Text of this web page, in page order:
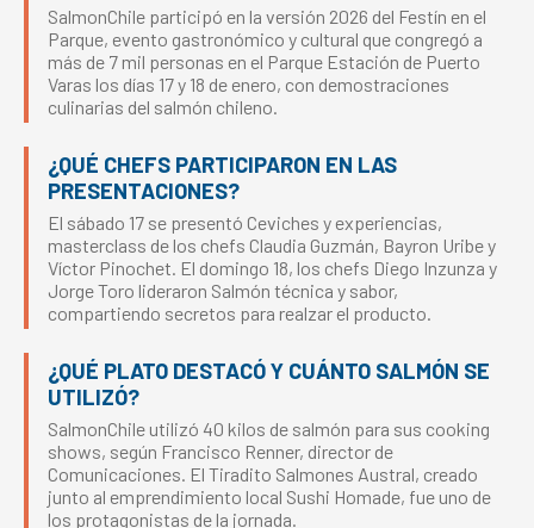
SalmonChile participó en la versión 2026 del Festín en el
Parque, evento gastronómico y cultural que congregó a
más de 7 mil personas en el Parque Estación de Puerto
Varas los días 17 y 18 de enero, con demostraciones
culinarias del salmón chileno.
¿QUÉ CHEFS PARTICIPARON EN LAS
PRESENTACIONES?
El sábado 17 se presentó Ceviches y experiencias,
masterclass de los chefs Claudia Guzmán, Bayron Uribe y
Víctor Pinochet. El domingo 18, los chefs Diego Inzunza y
Jorge Toro lideraron Salmón técnica y sabor,
compartiendo secretos para realzar el producto.
¿QUÉ PLATO DESTACÓ Y CUÁNTO SALMÓN SE
UTILIZÓ?
SalmonChile utilizó 40 kilos de salmón para sus cooking
shows, según Francisco Renner, director de
Comunicaciones. El Tiradito Salmones Austral, creado
junto al emprendimiento local Sushi Homade, fue uno de
los protagonistas de la jornada.